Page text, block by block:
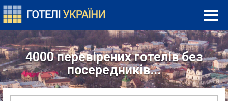
4000 перевірених готелів без
посередників...